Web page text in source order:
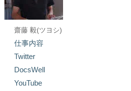
齋藤 毅(ツヨシ)
仕事内容
Twitter
DocsWell
YouTube